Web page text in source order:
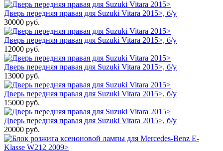
Дверь передняя правая для Suzuki Vitara 2015>, б/у
30000 руб.
Дверь передняя правая для Suzuki Vitara 2015>, б/у
12000 руб.
Дверь передняя правая для Suzuki Vitara 2015>, б/у
13000 руб.
Дверь передняя правая для Suzuki Vitara 2015>, б/у
15000 руб.
Дверь передняя правая для Suzuki Vitara 2015>, б/у
20000 руб.